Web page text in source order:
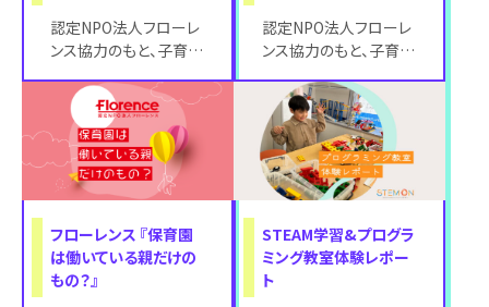
認定NPO法人フローレ
ンス協力のもと、子育て
報を提供いたします。 フ
ローレンスは
認定NPO法人フローレ
ンス協力のもと、子育て
報を提供いたします。 フ
ローレンスは
フローレンス 『保育園
は働いている親だけの
もの？』
STEAM学習&プログラ
ミング教室体験レポー
ト